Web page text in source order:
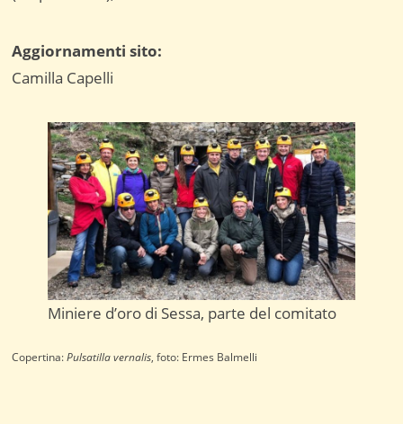
Aggiornamenti sito:
Camilla Capelli
Miniere d’oro di Sessa, parte del comitato
Copertina:Pulsatilla vernalis , foto: Ermes Balmelli